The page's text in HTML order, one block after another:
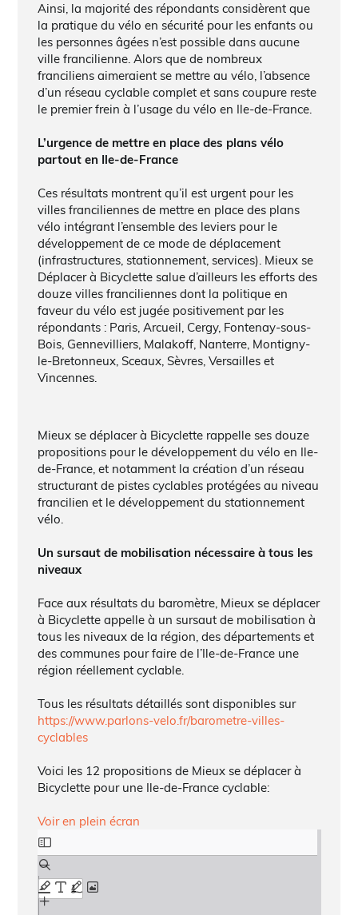
Ainsi, la majorité des répondants considèrent que
la pratique du vélo en sécurité pour les enfants ou
les personnes âgées n’est possible dans aucune
ville francilienne. Alors que de nombreux
franciliens aimeraient se mettre au vélo, l’absence
d’un réseau cyclable complet et sans coupure reste
le premier frein à l’usage du vélo en Ile-de-France.
L’urgence de mettre en place des plans vélo
partout en Ile-de-France
Ces résultats montrent qu’il est urgent pour les
villes franciliennes de mettre en place des plans
vélo intégrant l’ensemble des leviers pour le
développement de ce mode de déplacement
(infrastructures, stationnement, services). Mieux se
Déplacer à Bicyclette salue d’ailleurs les efforts des
douze villes franciliennes dont la politique en
faveur du vélo est jugée positivement par les
répondants : Paris, Arcueil, Cergy, Fontenay-sous-
Bois, Gennevilliers, Malakoff, Nanterre, Montigny-
le-Bretonneux, Sceaux, Sèvres, Versailles et
Vincennes.
Mieux se déplacer à Bicyclette rappelle ses douze
propositions pour le développement du vélo en Ile-
de-France, et notamment la création d’un réseau
structurant de pistes cyclables protégées au niveau
francilien et le développement du stationnement
vélo.
Un sursaut de mobilisation nécessaire à tous les
niveaux
Face aux résultats du baromètre, Mieux se déplacer
à Bicyclette appelle à un sursaut de mobilisation à
tous les niveaux de la région, des départements et
des communes pour faire de l’Ile-de-France une
région réellement cyclable.
Tous les résultats détaillés sont disponibles sur
https://www.parlons-velo.fr/barometre-villes-
cyclables
Voici les 12 propositions de Mieux se déplacer à
Bicyclette pour une Ile-de-France cyclable:
Voir en plein écran